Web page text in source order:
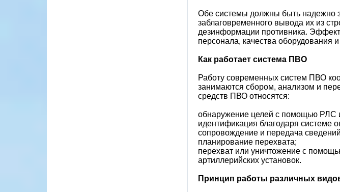
Обе системы должны быть надежно
заблаговременного вывода их из
дезинформации противника.
персонала, качества оборудования
Как работает система ПВО
Работу современных систем ПВО
занимаются сбором, анализом и
средств ПВО относятся:
обнаружение целей с помощью РЛС
идентификация благодаря системе
сопровождение и передача
планирование перехвата;
перехват или уничтожение с
артиллерийских установок.
Принцип работы различных